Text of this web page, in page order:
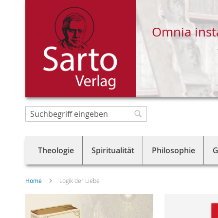
Direkt
zum
Omnia
Suche
Theologie Spiritualität Philosophie
Home Logik der Liebe